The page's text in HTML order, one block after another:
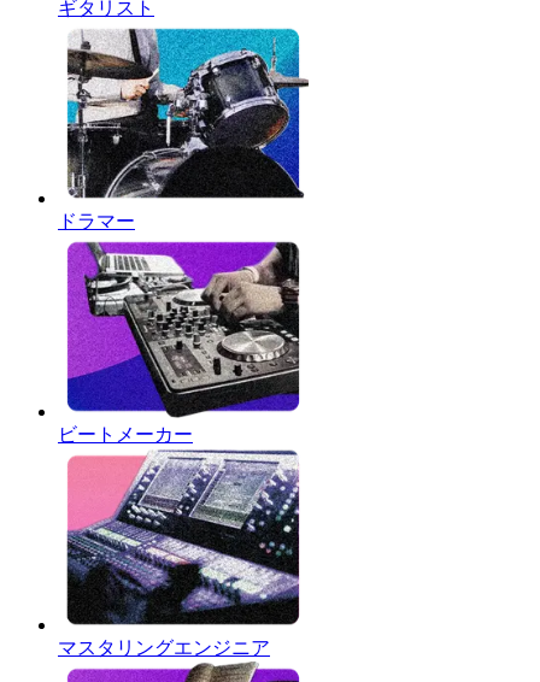
ギタリスト
ドラマー
ビートメーカー
マスタリングエンジニア